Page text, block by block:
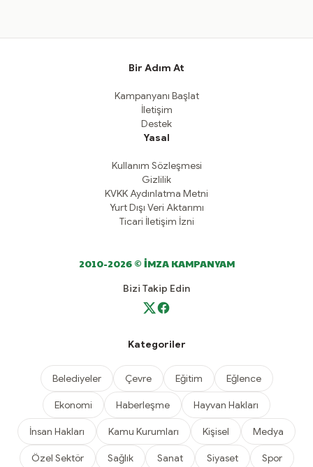
Bir Adım At
Kampanyanı Başlat
İletişim
Destek
Yasal
Kullanım Sözleşmesi
Gizlilik
KVKK Aydınlatma Metni
Yurt Dışı Veri Aktarımı
Ticari İletişim İzni
2010-2026 © İMZA KAMPANYAM
Bizi Takip Edin
Kategoriler
Belediyeler Çevre Eğitim Eğlence
Ekonomi Haberleşme Hayvan Hakları
İnsan Hakları Kamu Kurumları Kişisel Medya
Özel Sektör Sağlık Sanat Siyaset Spor